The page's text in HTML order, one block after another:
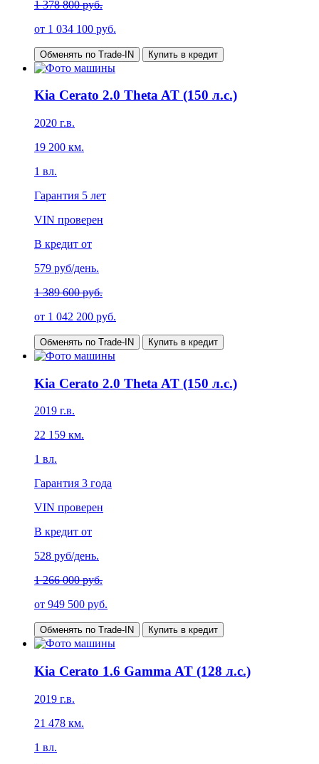
1 378 800 руб.
от 1 034 100 руб.
Обменять по Trade-IN Купить в кредит
Kia Cerato 2.0 Theta AT (150 л.с.)
2020 г.в.
19 200 км.
1 вл.
Гарантия 5 лет
VIN проверен
В кредит от
579 руб/день.
1 389 600 руб.
от 1 042 200 руб.
Обменять по Trade-IN Купить в кредит
Kia Cerato 2.0 Theta AT (150 л.с.)
2019 г.в.
22 159 км.
1 вл.
Гарантия 3 года
VIN проверен
В кредит от
528 руб/день.
1 266 000 руб.
от 949 500 руб.
Обменять по Trade-IN Купить в кредит
Kia Cerato 1.6 Gamma AT (128 л.с.)
2019 г.в.
21 478 км.
1 вл.